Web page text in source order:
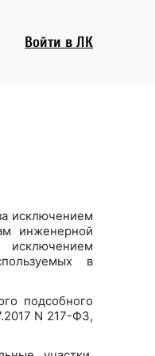
Войти в ЛК
исключением
инженерной
исключением
в
подсобного
N 217-ФЗ,